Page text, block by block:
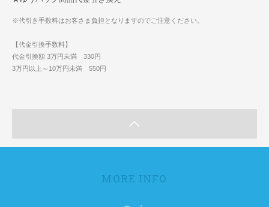
※代引き手数料はお客さま負担となりますのでご注意ください。
【代金引換手数料】
代金引換額 3万円未満 330円
3万円以上～10万円未満 550円
MORE INFO